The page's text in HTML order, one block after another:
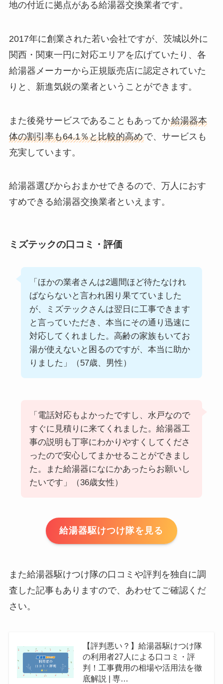
地の付近に拠点がある給湯器交換業者です。
2017年に創業された若い会社ですが、茨城以外に
関西・関東一円に対応エリアを広げていたり、各
給湯器メーカーから正規販売店に認定されていた
りと、新進気鋭の業者ということができます。
また後発サービスであることもあってか給湯器本
体の割引率も64.1％と比較的高めで、サービスも
充実しています。
給湯器選びからおまかせできるので、万人におす
すめできる給湯器交換業者といえます。
ミズテックの口コミ・評価
「ほかの業者さんは2週間ほど待たなけれ
ばならないと言われ困り果てていました
が、ミズテックさんは翌日に工事できます
と言っていただき、本当にその通り迅速に
対応してくれました。高齢の家族もいてお
湯が使えないと困るのですが、本当に助か
りました」（57歳、男性）
「電話対応もよかったですし、水戸なので
すぐに見積りに来てくれました。給湯器工
事の説明も丁寧にわかりやすくしてくださ
ったので安心してまかせることができまし
た。また給湯器になにかあったらお願いし
たいです」（36歳女性）
給湯器駆けつけ隊を見る
また給湯器駆けつけ隊の口コミや評判を独自に調
査した記事もありますので、あわせてご確認くだ
さい。
【評判悪い？】給湯器駆けつけ隊
の利用者27人による口コミ・評
判！工事費用の相場や活用法を徹
底解説 | 専…